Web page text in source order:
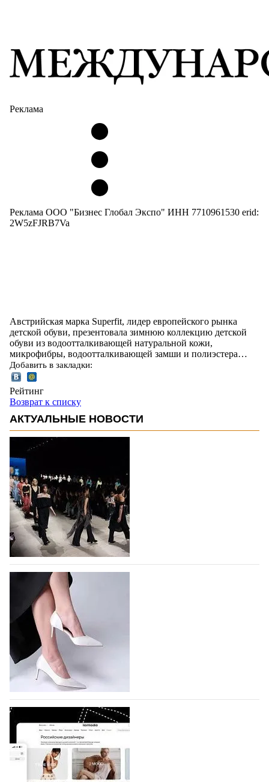
Реклама
Реклама ООО "Бизнес Глобал Экспо" ИНН 7710961530 erid:
2W5zFJRB7Va
Австрийская марка Superfit, лидер европейского рынка
детской обуви, презентовала зимнюю коллекцию детской
обуви из водоотталкивающей натуральной кожи,
микрофибры, водоотталкивающей замши и полиэстера…
Добавить в закладки:
Рейтинг
Возврат к списку
АКТУАЛЬНЫЕ НОВОСТИ
На участие в Московской неделе моды
подано 1047 заявок
На участие в седьмой Московской неделе моды,
которая пройдет в российской столице с 26 сентября
по 1 октября, уже подано 1047 заявок. Примерно
половину из них (494) прислали дизайнеры,
коллекции которых не были представлены в…
07.08.2026 747
BALLINA представит свои новинки на Euro
Shoes
Компания BALLINA Guangzhou Lihuang Footwear
Co., Ltd., основанная в 2011 году и расположенная в